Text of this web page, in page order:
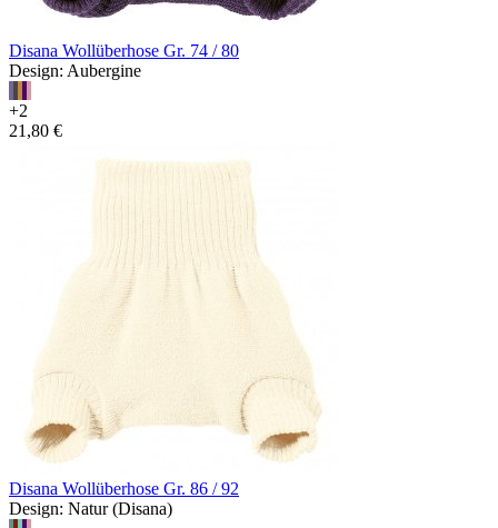
Disana Wollüberhose Gr. 74 / 80
Design: Aubergine
+2
21,80 €
Disana Wollüberhose Gr. 86 / 92
Design: Natur (Disana)